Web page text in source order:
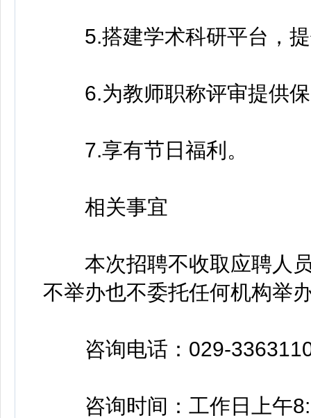
5.搭建学术科研平台，提
6.为教师职称评审提供
7.享有节日福利。
相关事宜
本次招聘不收取应聘人员
不举办也不委托任何机构举
咨询电话：029-
咨询时间：工作日上午